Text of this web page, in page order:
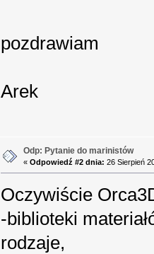
pozdrawiam
Arek
Odp: Pytanie do marinistów
«Odpowiedź #2 dnia: 26 Sierpień
Oczywiście
-biblioteki
rodzaje,